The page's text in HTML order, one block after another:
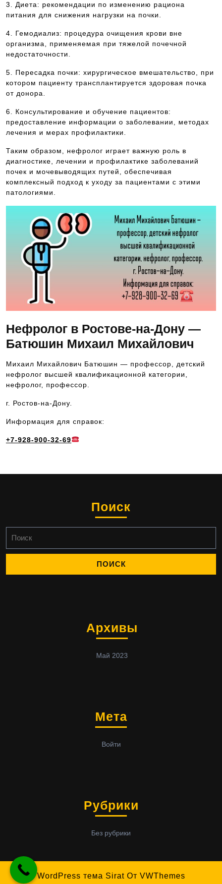
3. Диета: рекомендации по изменению рациона
питания для снижения нагрузки на почки.
4. Гемодиализ: процедура очищения крови вне
организма, применяемая при тяжелой почечной
недостаточности.
5. Пересадка почки: хирургическое вмешательство, при
котором пациенту трансплантируется здоровая почка
от донора.
6. Консультирование и обучение пациентов:
предоставление информации о заболевании, методах
лечения и мерах профилактики.
Таким образом, нефролог играет важную роль в
диагностике, лечении и профилактике заболеваний
почек и мочевыводящих путей, обеспечивая
комплексный подход к уходу за пациентами с этими
патологиями.
Нефролог в Ростове-на-Дону —
Батюшин Михаил Михайлович
Михаил Михайлович Батюшин — профессор, детский
нефролог высшей квалификационной категории,
нефролог, профессор.
г. Ростов-на-Дону.
Информация для справок:
+7-928-900-32-69
Поиск
Архивы
Май 2023
Мета
Войти
Рубрики
Без рубрики
WordPress тема SiratОт VWThemes